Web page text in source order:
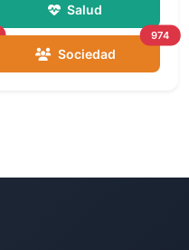
Salud
Sociedad
974